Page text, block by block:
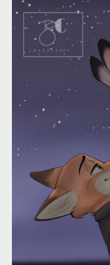
Notice: Trying to
Творчество